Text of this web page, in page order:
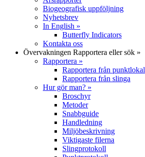
Biogeografisk uppföljning
Nyhetsbrev
In English »
Butterfly Indicators
Kontakta oss
Övervakningen Rapportera eller sök »
Rapportera »
Rapportera från punktlokal
Rapportera från slinga
Hur gör man? »
Broschyr
Metoder
Snabbguide
Handledning
Miljöbeskrivning
Viktigaste filerna
Slingprotokoll